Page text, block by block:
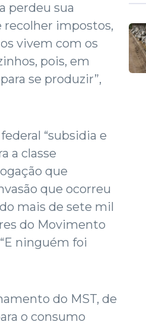
perdeu sua
recolher impostos,
vivem com os
pois, em
se produzir”,
“subsidia e
a classe
que
que ocorreu
mais de sete mil
do Movimento
ninguém foi
do MST, de
o consumo